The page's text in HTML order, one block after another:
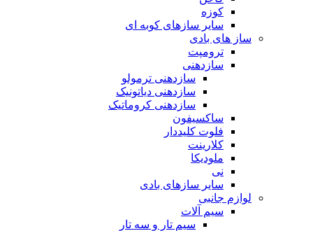
کوزه
سایر سازهای کوبه ای
ساز های بادی
ترومپت
سازدهنی
سازدهنی ترمولو
سازدهنی دیاتونیک
سازدهنی کروماتیک
ساکسیفون
فلوت کلیددار
کلارینت
ملودیکا
نی
سایر سازهای بادی
لوازم جانبی
سیم آلات
سیم تار و سه تار